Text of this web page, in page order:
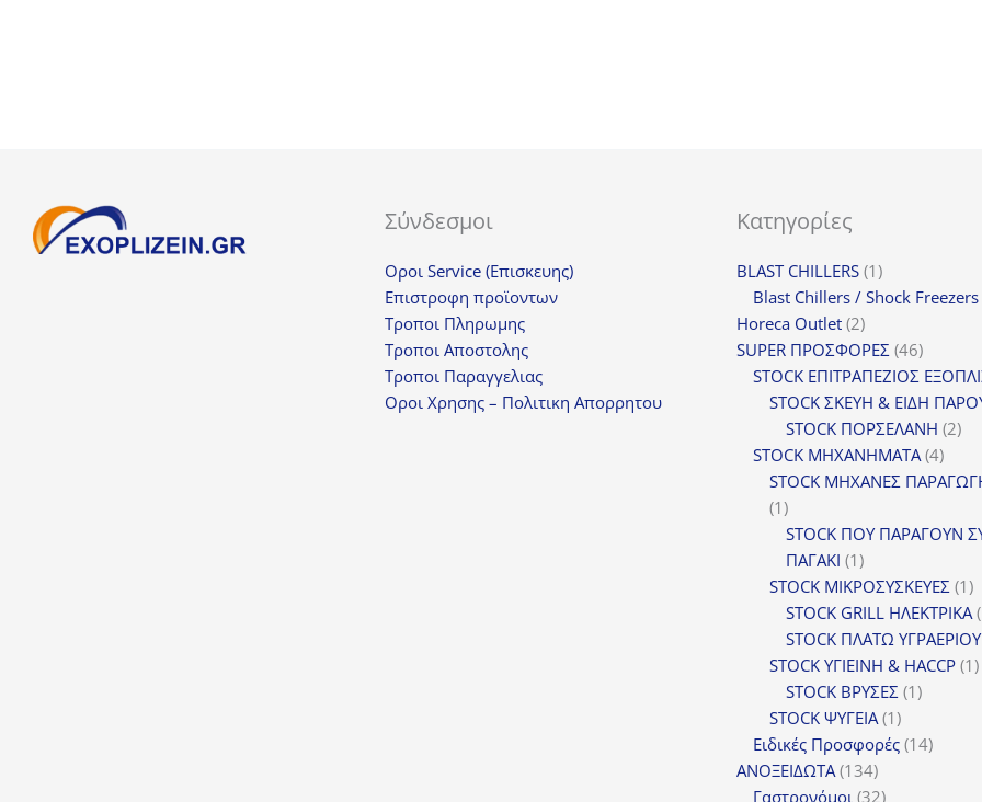
Σύνδεσμοι
Οροι Service (Επισκευης)
Επιστροφη προϊοντων
Τροποι Πληρωμης
Τροποι Αποστολης
Τροποι Παραγγελιας
Οροι Χρησης – Πολιτικη Απορρητου
Κατηγορίες
BLAST CHILLERS 11
προϊόν
Blast Chillers / Shock Freezers
Horeca Outlet 22
προϊόντα
SUPER ΠΡΟΣΦΟΡΕΣ 4646
STOCK ΕΠΙΤΡΑΠΕΖΙΟΣ
STOCK ΣΚΕΥΗ & ΕΙΔΗ
STOCK ΠΟΡΣΕΛΑΝΗ 22
STOCK ΜΗΧΑΝΗΜΑΤΑ 44
STOCK ΜΗΧΑΝΕΣ
11
προϊόν
STOCK ΠΟΥ ΠΑΡΑΓΟΥΝ
ΠΑΓΑΚΙ 11
προϊόν
STOCK ΜΙΚΡΟΣΥΣΚΕΥΕΣ 11
STOCK GRILL ΗΛΕΚΤΡΙΚΑ
STOCK ΠΛΑΤΩ ΥΓΡΑΕΡΙΟΥ
STOCK ΥΓΙΕΙΝΗ & HACCP 11
STOCK ΒΡΥΣΕΣ 11
STOCK ΨΥΓΕΙΑ 11
προϊόν
Ειδικές Προσφορές 1414
ΑΝΟΞΕΙΔΩΤΑ 134134
προϊόντα
Γαστρονόμοι 3232